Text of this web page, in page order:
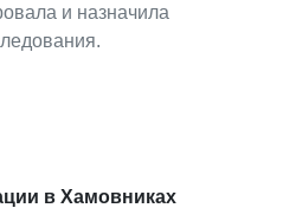
и назначила
в Хамовниках